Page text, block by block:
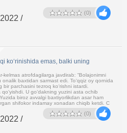
(0)
/
ko‘rinishida emas, balki uning
kelmas atrofdagilarga javdirab: “Bolajonimni
onalik baxtidan sarmast edi. To‘qqiz oy qornida
parchasini tezroq ko‘rishni istardi.
U go‘dakning yuzini asta ochib
biroz avvalgi baxtiyorlikdan asar ham
shifokor indamay xonadan chiqib ketdi. C
(0)
/